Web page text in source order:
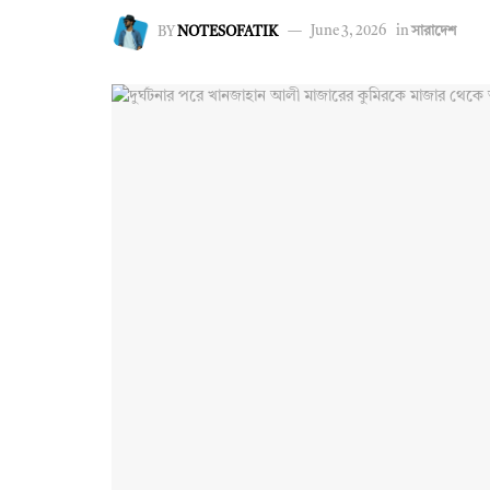
BY NOTESOFATIK June 3, 2026 inসারাদেশ